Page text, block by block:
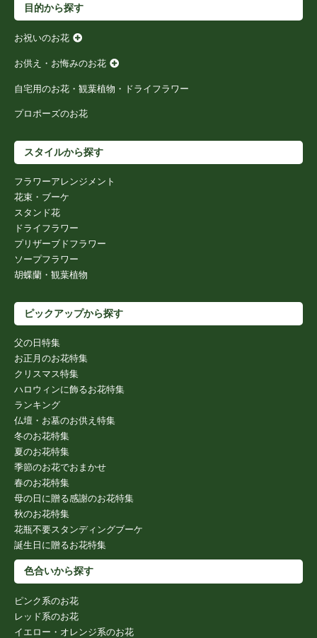
目的から探す
お祝いのお花
お供え・お悔みのお花
自宅用のお花・観葉植物・ドライフラワー
プロポーズのお花
スタイルから探す
フラワーアレンジメント
花束・ブーケ
スタンド花
ドライフラワー
プリザーブドフラワー
ソープフラワー
胡蝶蘭・観葉植物
ピックアップから探す
父の日特集
お正月のお花特集
クリスマス特集
ハロウィンに飾るお花特集
ランキング
仏壇・お墓のお供え特集
冬のお花特集
夏のお花特集
季節のお花でおまかせ
春のお花特集
母の日に贈る感謝のお花特集
秋のお花特集
花瓶不要スタンディングブーケ
誕生日に贈るお花特集
色合いから探す
ピンク系のお花
レッド系のお花
イエロー・オレンジ系のお花